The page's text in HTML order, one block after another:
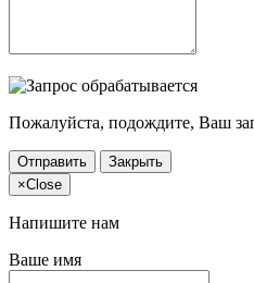
Пожалуйста, подождите, Ваш
Отправить
Закрыть
×Close
Напишите нам
Ваше имя